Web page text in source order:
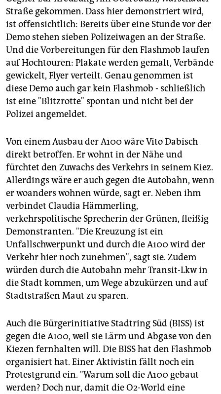
Straße gekommen. Dass hier demonstriert wird,
ist offensichtlich: Bereits über eine Stunde vor der
Demo stehen sieben Polizeiwagen an der Straße.
Und die Vorbereitungen für den Flashmob laufen
auf Hochtouren: Plakate werden gemalt, Verbände
gewickelt, Flyer verteilt. Genau genommen ist
diese Demo auch gar kein Flashmob - schließlich
ist eine "Blitzrotte" spontan und nicht bei der
Polizei angemeldet.
Von einem Ausbau der A100 wäre Vito Dabisch
direkt betroffen. Er wohnt in der Nähe und
fürchtet den Zuwachs des Verkehrs in seinem Kiez.
Allerdings wäre er auch gegen die Autobahn, wenn
er woanders wohnen würde, sagt er. Neben ihm
verbindet Claudia Hämmerling,
verkehrspolitische Sprecherin der Grünen, fleißig
Demonstranten. "Die Kreuzung ist ein
Unfallschwerpunkt und durch die A100 wird der
Verkehr hier noch zunehmen", sagt sie. Zudem
würden durch die Autobahn mehr Transit-Lkw in
die Stadt kommen, um Wege abzukürzen und auf
Stadtstraßen Maut zu sparen.
Auch die Bürgerinitiative Stadtring Süd (BISS) ist
gegen die A100, weil sie Lärm und Abgase von den
Kiezen fernhalten will. Die BISS hat den Flashmob
organisiert hat. Einer Aktivistin fällt noch ein
Protestgrund ein. "Warum soll die A100 gebaut
werden? Doch nur, damit die O2-World eine